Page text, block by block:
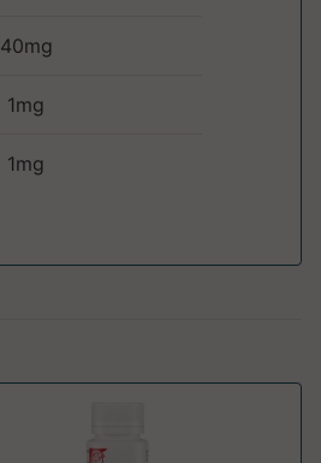
40mg
1mg
1mg